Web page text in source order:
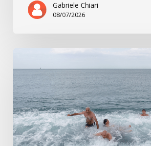
Gabriele Chiari
08/07/2026
Règle
du
jeu